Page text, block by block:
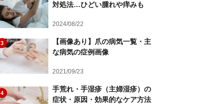
対処法…ひどい腫れや痒みも
2024/08/22
3
【画像あり】爪の病気一覧・主
な病気の症例画像
2021/09/23
4
手荒れ・手湿疹（主婦湿疹）の
症状・原因・効果的なケア方法